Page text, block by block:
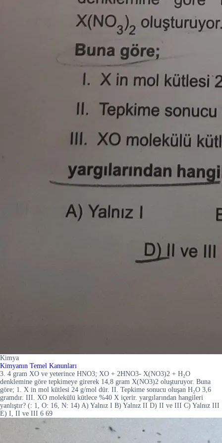
Kimya
Kimyanın Temel Kanunları
3. 4 gram XO ve yeterince HNO3; XO + 2HNO3- X(NO3)2 + H₂O
denklemine göre tepkimeye girerek 14,8 gram X(NO3)2 oluşturuyor. Buna
göre; 1. X in mol kütlesi 24 g/mol dür. II. Tepkime sonucu oluşan H₂O 3,6
gramdır. III. XO molekülü kütlece %40 X içerir. yargılarından hangileri
yanlıştır? (: 1, O: 16, N: 14) A) Yalnız I B) Yalnız II D) II ve III C) Yalnız III
E) I, II ve III 6 69